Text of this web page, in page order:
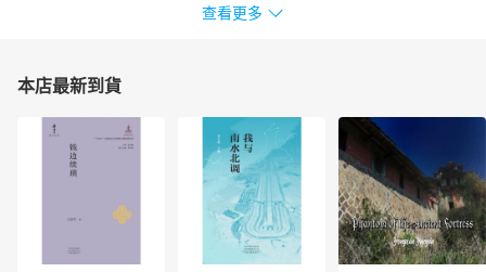
查看更多
本店最新到貨